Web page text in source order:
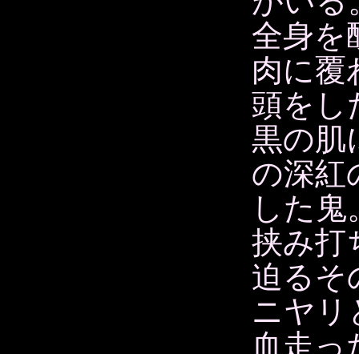
全身を
肉に覆
頭をし
黒の肌
の深紅
した鬼
挟み打
迫るそ
ニヤリ
血走っ